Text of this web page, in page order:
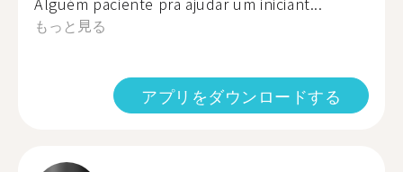
もっと見る
アプリをダウンロードする